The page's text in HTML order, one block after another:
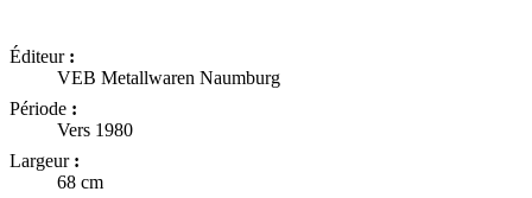
Éditeur :
VEB Metallwaren Naumburg
Période :
Vers 1980
Largeur :
68 cm